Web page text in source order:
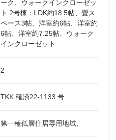
ーク、ウォークインクローゼッ
ト 2号棟：LDK約18.5帖、畳ス
ペース3帖、洋室約6帖、洋室約
6帖、洋室約7.25帖、ウォーク
インクローゼット
2
TKK 確済22-1133 号
第一種低層住居専用地域,